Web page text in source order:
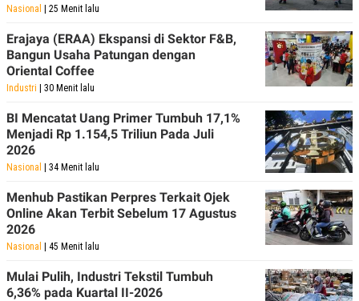
Nasional | 25 Menit lalu
Erajaya (ERAA) Ekspansi di Sektor F&B,
Bangun Usaha Patungan dengan
Oriental Coffee
Industri | 30 Menit lalu
BI Mencatat Uang Primer Tumbuh 17,1%
Menjadi Rp 1.154,5 Triliun Pada Juli
2026
Nasional | 34 Menit lalu
Menhub Pastikan Perpres Terkait Ojek
Online Akan Terbit Sebelum 17 Agustus
2026
Nasional | 45 Menit lalu
Mulai Pulih, Industri Tekstil Tumbuh
6,36% pada Kuartal II-2026